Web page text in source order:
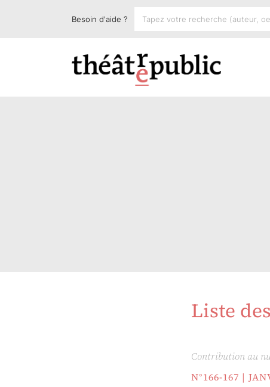
Besoin d'aide ?
Liste
Contribution au
N°166-167 |